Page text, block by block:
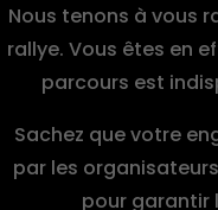
Nous tenons à vous
rallye. Vous êtes en
parcours est
Sachez que votre
par les
pour garantir